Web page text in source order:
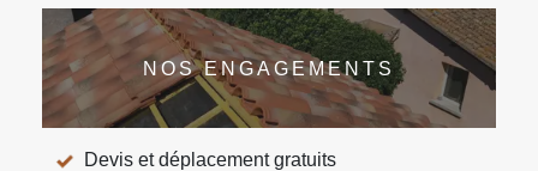
NOS ENGAGEMENTS
Devis et déplacement gratuits